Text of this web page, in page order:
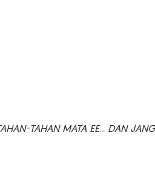
TAHAN MATA EE... DAN